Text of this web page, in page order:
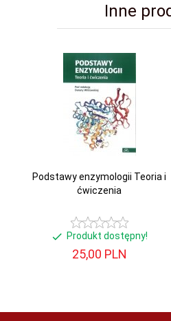
Inne
Podstawy enzymologii Teoria i
ćwiczenia
Produkt dostępny!
25,00 PLN